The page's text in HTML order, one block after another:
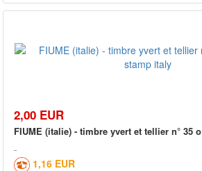
2,00 EUR
FIUME (italie) - timbre yvert et tellier n° 35 o
1,16 EUR